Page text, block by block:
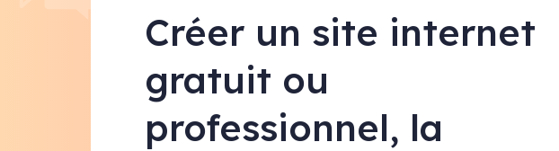
Créer un site internet
gratuit ou
professionnel, la